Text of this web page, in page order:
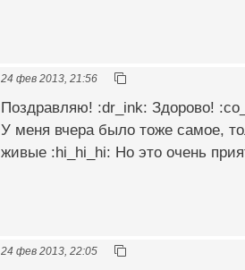
24 фев 2013, 21:56
Поздравляю! :dr_ink: Здорово!
У меня вчера было тоже самое,
живые :hi_hi_hi: Но это очень
24 фев 2013, 22:05